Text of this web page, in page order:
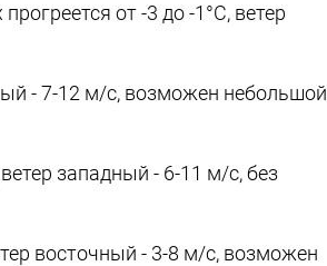
от -3 до -1°C, ветер
- 7-12 м/с, возможен небольшой
западный - 6-11 м/с, без
восточный - 3-8 м/с, возможен